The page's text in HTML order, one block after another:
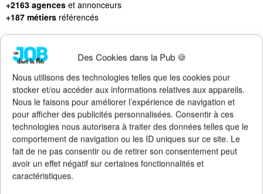
Des Cookies dans la Pub 🍪
Nous utilisons des technologies telles que les cookies pour
stocker et/ou accéder aux informations relatives aux appareils.
Nous le faisons pour améliorer l’expérience de navigation et
pour afficher des publicités personnalisées. Consentir à ces
technologies nous autorisera à traiter des données telles que le
comportement de navigation ou les ID uniques sur ce site. Le
fait de ne pas consentir ou de retirer son consentement peut
avoir un effet négatif sur certaines fonctionnalités et
caractéristiques.
+2163 agences et annonceurs
+187 métiers référencés
LES DERNIERS JOBS PUBLIÉS
Altern : Chef de Publicité Ju chez Publicis Con
CDI : Responsable Social Me chez Béaba
CDI : TV Producer chez McCann Paris
Stage : Chef de Projet chez Publicis Con
Stage : Chef de Projet chez Raymonde
CDI : Graphiste chez Serial Creat
CDI : Assistant de Directio chez Les Sales Go